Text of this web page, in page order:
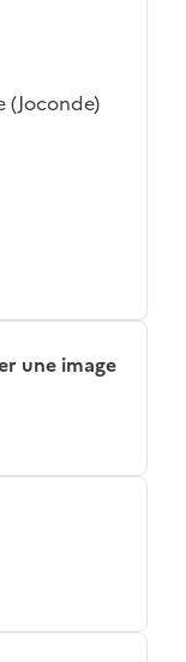
(Joconde)
une image